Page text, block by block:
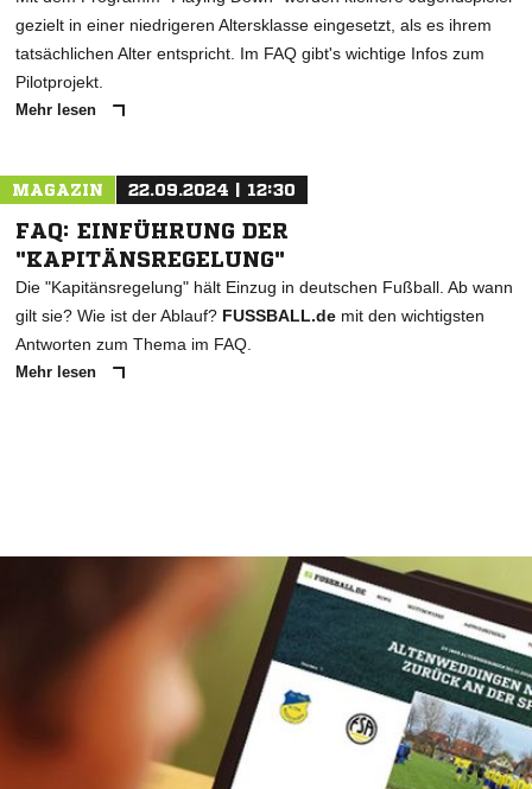
gezielt in einer niedrigeren Altersklasse eingesetzt, als es ihrem
tatsächlichen Alter entspricht. Im FAQ gibt's wichtige Infos zum
Pilotprojekt.
Mehr lesen
MAGAZIN 22.09.2024 | 12:30
FAQ: EINFÜHRUNG DER
"KAPITÄNSREGELUNG"
Die "Kapitänsregelung" hält Einzug in deutschen Fußball. Ab wann
gilt sie? Wie ist der Ablauf? FUSSBALL.de mit den wichtigsten
Antworten zum Thema im FAQ.
Mehr lesen